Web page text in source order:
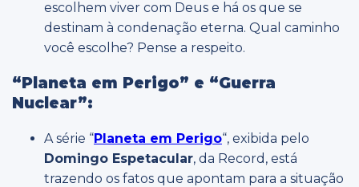
escolhem viver com Deus e há os que se
destinam à condenação eterna. Qual caminho
você escolhe? Pense a respeito.
“Planeta em Perigo” e “Guerra
Nuclear”:
A série “Planeta em Perigo“, exibida pelo
Domingo Espetacular, da Record, está
trazendo os fatos que apontam para a situação